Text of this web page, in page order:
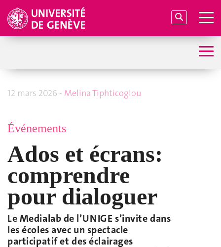
12 mars 2026 - Melina Tiphticoglou
Événements
Ados et écrans:
comprendre
pour dialoguer
Le Medialab de l’UNIGE s’invite dans
les écoles avec un spectacle
participatif et des éclairages